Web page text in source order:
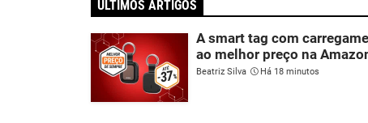
ÚLTIMOS ARTIGOS
A smart tag com
ao melhor preço na
Beatriz Silva Há 18 minutos